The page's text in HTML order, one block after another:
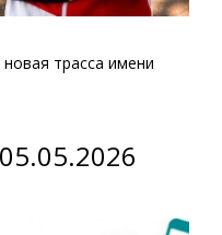
трасса имени